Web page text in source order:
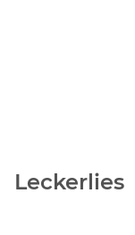
Leckerlies